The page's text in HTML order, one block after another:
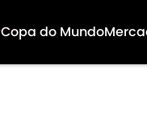
Copa do Mundo